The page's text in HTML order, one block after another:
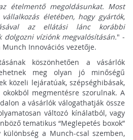
ételmentő megoldásunkat. Most
életében, hogy gyártók,
az ellátási lánc korábbi
víziónk megvalósításán." -
Innovációs vezetője.
köszönhetően a vásárlók
meg olyan jó minőségű
közeli lejáratúak, szépséghibásak,
okokból megmentésre szorulnak. A
a vásárlók válogathatják össze
változó kínálatból, vagy
tematikus “Meglepetés boxok”
a Munch-csal szemben,